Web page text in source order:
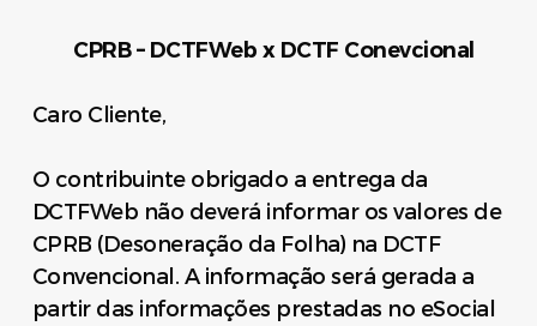
CPRB – DCTFWeb x DCTF Conevcional
Caro Cliente,
O contribuinte obrigado a entrega da
DCTFWeb não deverá informar os valores de
CPRB (Desoneração da Folha) na DCTF
Convencional. A informação será gerada a
partir das informações prestadas no eSocial